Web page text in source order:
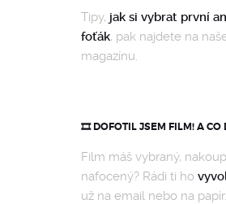
Tipy, jak si vybrat první
foťák, pak najdete na
magazínu.
🎞️ DOFOTIL JSEM FILM! A CO
Film máš vybraný,
nafocený? Rádi ti ho
už na email nebo na